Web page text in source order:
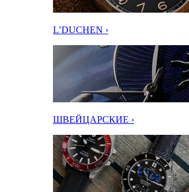
L’DUCHEN ›
ШВЕЙЦАРСКИЕ ›